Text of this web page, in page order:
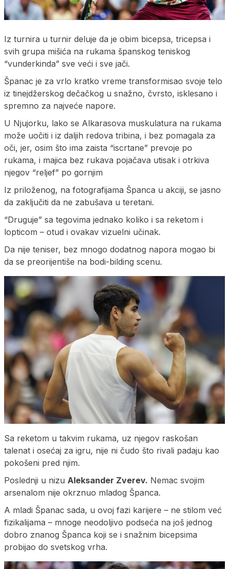
Iz turnira u turnir deluje da je obim bicepsa, tricepsa i
svih grupa mišića na rukama španskog teniskog
“vunderkinda” sve veći i sve jači.
Španac je za vrlo kratko vreme transformisao svoje telo
iz tinejdžerskog dečačkog u snažno, čvrsto, isklesano i
spremno za najveće napore.
U Njujorku, lako se Alkarasova muskulatura na rukama
može uočiti i iz daljih redova tribina, i bez pomagala za
oči, jer, osim što ima zaista “iscrtane” prevoje po
rukama, i majica bez rukava pojačava utisak i otrkiva
njegov “reljef” po gornjim
Iz priloženog, na fotografijama Španca u akciji, se jasno
da zaključiti da ne zabušava u teretani.
“Druguje” sa tegovima jednako koliko i sa reketom i
lopticom – otud i ovakav vizuelni učinak.
Da nije teniser, bez mnogo dodatnog napora mogao bi
da se preorijentiše na bodi-bilding scenu.
Sa reketom u takvim rukama, uz njegov raskošan
talenat i osećaj za igru, nije ni čudo što rivali padaju kao
pokošeni pred njim.
Poslednji u nizu Aleksander Zverev. Nemac svojim
arsenalom nije okrznuo mladog Španca.
A mladi Španac sada, u ovoj fazi karijere – ne stilom već
fizikalijama – mnoge neodoljivo podseća na još jednog
dobro znanog Španca koji se i snažnim bicepsima
probijao do svetskog vrha.